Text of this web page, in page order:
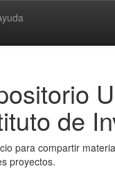
de
para compartir
proyectos.